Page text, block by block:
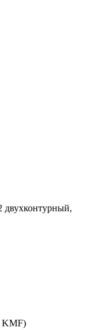
двухконтурный,
KMF)